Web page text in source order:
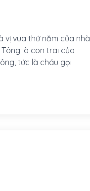
vị vua thứ năm của nhà
Tông là con trai của
tức là cháu gọi